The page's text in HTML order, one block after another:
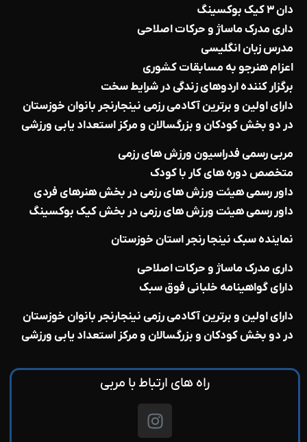
دان ۳ کیک بوکسینگ
داری مدرک ماساژ و حرکات اصلاحی
مدرس زبان انگلیسی
اعزام هنرجو به مسابقات کشوری
برگزار کننده اردوهای زندگی در شرایط سخت
دارای اولین و برترین آکادمی رزمی نینجارنجر بانوان خوزستان
در دو بخش کودکان و بزرگسالان و مرکز استعداد یابی ورزشی
مربی رسمی فدراسیون ورزش های رزمی
متخصص دوره های کار با کودک
داور رسمی هیئت ورزش های رزمی در بخش هنرهای فردی
داور رسمی هیئت ورزش های رزمی در بخش کیک بوکسینگ
نماینده سبک نینجا رنجر استان خوزستان
داری مدرک ماساژ و حرکات اصلاحی
دارای گواهینامه خلبانی فوق سبک
دارای اولین و برترین آکادمی رزمی نینجارنجر بانوان خوزستان
در دو بخش کودکان و بزرگسالان و مرکز استعداد یابی ورزشی
راه های ارتباط با مربی